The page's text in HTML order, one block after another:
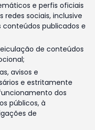
e perfis oficiais
redes sociais, inclusive
conteúdos publicados e
de conteúdos
avisos e
e estritamente
dos
públicos, à
de